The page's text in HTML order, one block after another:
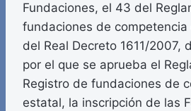
Fundaciones, el 43 del
fundaciones de competencia
del Real Decreto 1611/2007,
por el que se aprueba el
Registro de fundaciones de
estatal, la inscripción de las